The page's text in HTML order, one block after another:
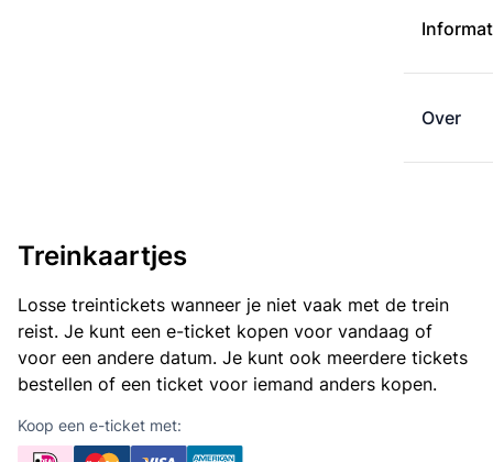
Over
Treinkaartjes
Losse treintickets wanneer je niet vaak met de trein
reist. Je kunt een e-ticket kopen voor vandaag of
voor een andere datum. Je kunt ook meerdere tickets
bestellen of een ticket voor iemand anders kopen.
Koop een e-ticket met: